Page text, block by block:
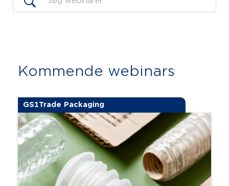
Kommende webinars
GS1Trade Packaging